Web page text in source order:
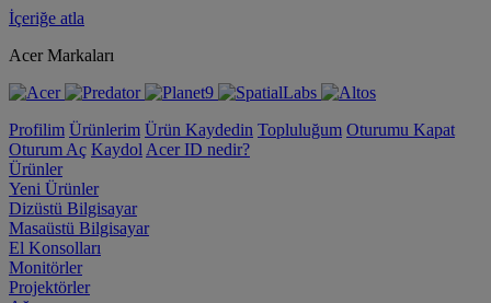
İçeriğe atla
Acer Markaları
Profilim Ürünlerim Ürün Kaydedin Topluluğum Oturumu Kapat
Oturum Aç Kaydol Acer ID nedir?
Ürünler
Yeni Ürünler
Dizüstü Bilgisayar
Masaüstü Bilgisayar
El Konsolları
Monitörler
Projektörler